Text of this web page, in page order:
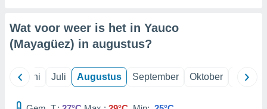
partners
Wat voor weer is het in Yauco
(Mayagüez) in augustus?
Juni Juli Augustus September Oktober